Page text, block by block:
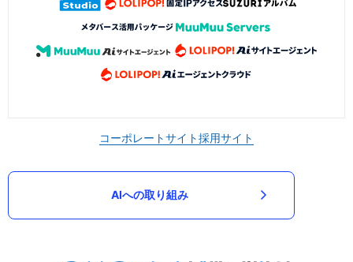
コーポレートサイト採用サイト
AIへの取り組み